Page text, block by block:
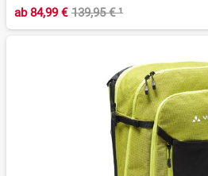
ab84,99 € 139,95 €¹